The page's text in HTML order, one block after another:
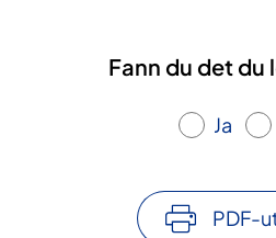
Fann du det du
Ja
PDF-